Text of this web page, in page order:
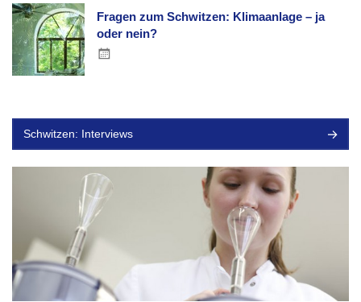
Fragen zum Schwitzen: Klimaanlage – ja
oder nein?
Schwitzen: Interviews